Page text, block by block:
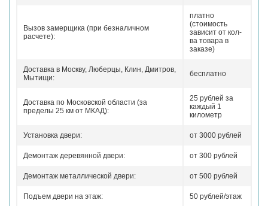
Вызов замерщика (при безналичном
расчете):
платно
(стоимость
зависит от кол-
ва товара в
заказе)
Доставка в Москву, Люберцы, Клин, Дмитров,
Мытищи:
бесплатно
Доставка по Московской области (за
пределы 25 км от МКАД):
25 рублей за
каждый 1
километр
Установка двери: от 3000 рублей
Демонтаж деревянной двери: от 300 рублей
Демонтаж металлической двери: от 500 рублей
Подъем двери на этаж: 50 рублей/этаж